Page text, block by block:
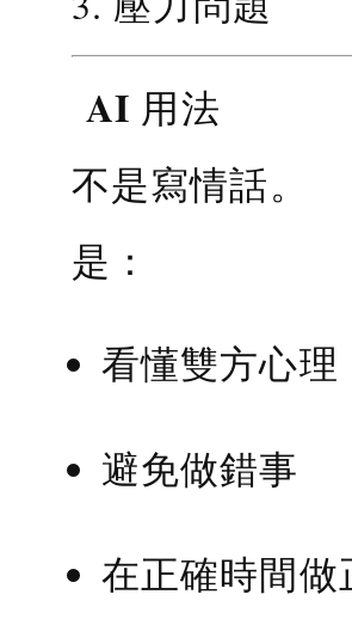
AI 用法
不是寫情話。
是：
看懂雙方心理
避免做錯事
在正確時間做